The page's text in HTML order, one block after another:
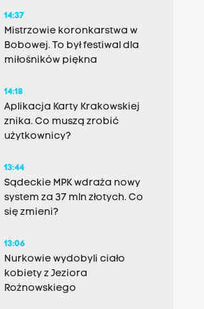
14:37
Mistrzowie koronkarstwa w
Bobowej. To był festiwal dla
miłośników piękna
14:18
Aplikacja Karty Krakowskiej
znika. Co muszą zrobić
użytkownicy?
13:44
Sądeckie MPK wdraża nowy
system za 37 mln złotych. Co
się zmieni?
13:06
Nurkowie wydobyli ciało
kobiety z Jeziora
Rożnowskiego